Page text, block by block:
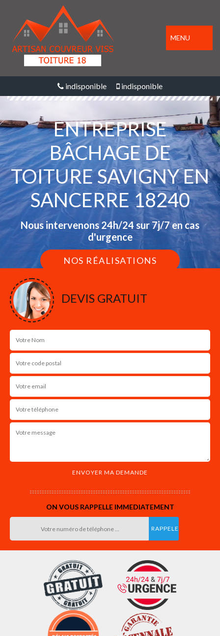
MENU
indisponible indisponible
ENTREPRISE
BÂCHAGE DE
TOITURE SAVIGNY EN
SANCERRE 18240
Nous intervenons 24h/24 sur 7j/7 en cas
d'urgence
NOS RÉALISATIONS
DEVIS GRATUIT
ON VOUS RAPPELLE IMMEDIATEMENT